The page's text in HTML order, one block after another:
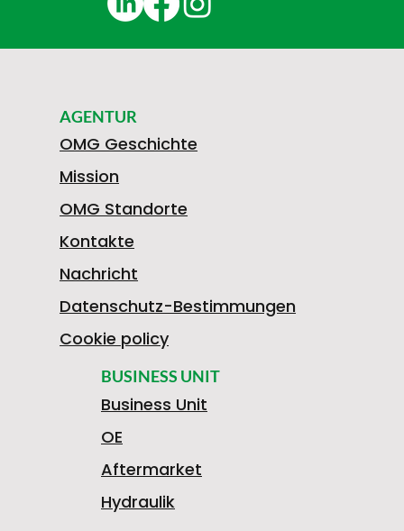
1
N
1
9
8
BUSINESS UNIT
Business Unit
OE
Aftermarket
Hydraulik
AGENTUR
OMG Geschichte
Mission
OMG Standorte
Kontakte
Nachricht
Datenschutz-Bestimmungen
Cookie policy